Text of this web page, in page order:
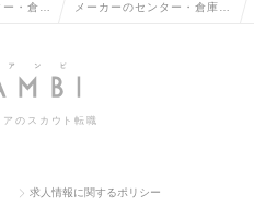
・倉庫 メーカーのセンター・倉庫管
求人情報一覧
のスカウト転職
求人情報に関するポリシー